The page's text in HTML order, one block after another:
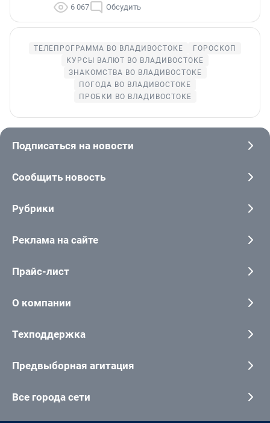
6 067 Обсудить
ТЕЛЕПРОГРАММА ВО ВЛАДИВОСТОКЕ
ГОРОСКОП
КУРСЫ ВАЛЮТ ВО ВЛАДИВОСТОКЕ
ЗНАКОМСТВА ВО ВЛАДИВОСТОКЕ
ПОГОДА ВО ВЛАДИВОСТОКЕ
ПРОБКИ ВО ВЛАДИВОСТОКЕ
Подписаться на новости
Сообщить новость
Рубрики
Реклама на сайте
Прайс-лист
О компании
Техподдержка
Предвыборная агитация
Все города сети